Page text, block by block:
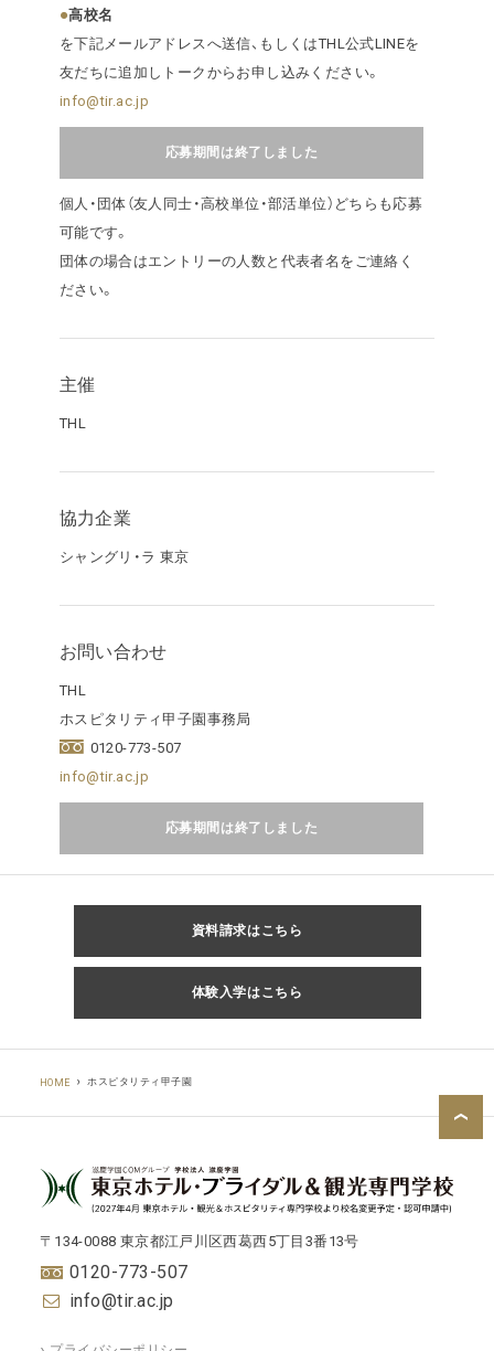
高校名
を下記メールアドレスへ送信、もしくはTHL公式LINEを
友だちに追加しトークからお申し込みください。
info@tir.ac.jp
応募期間は終了しました
個人・団体（友人同士・高校単位・部活単位）どちらも応募
可能です。
団体の場合はエントリーの人数と代表者名をご連絡く
ださい。
主催
THL
協力企業
シャングリ・ラ 東京
お問い合わせ
THL
ホスピタリティ甲子園事務局
0120-773-507
info@tir.ac.jp
応募期間は終了しました
資料請求はこちら
体験入学はこちら
HOME ホスピタリティ甲子園
〒134-0088 東京都江戸川区西葛西5丁目3番13号
0120-773-507
info@tir.ac.jp